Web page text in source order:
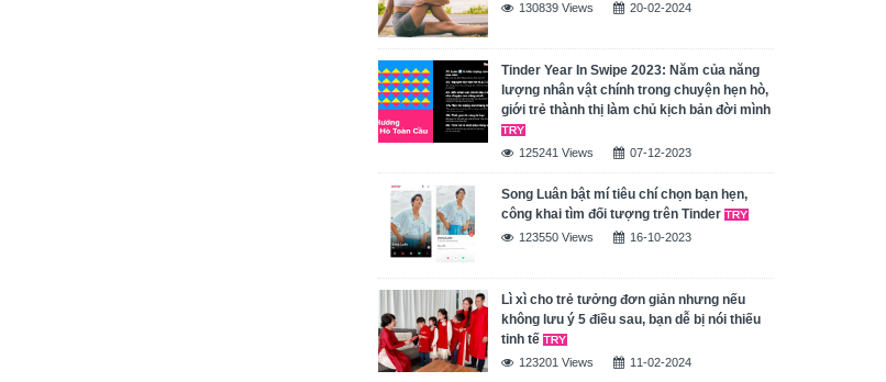
130839 Views 20-02-2024
Tinder Year In Swipe 2023: Năm của năng
lượng nhân vật chính trong chuyện hẹn hò,
giới trẻ thành thị làm chủ kịch bản đời mình
125241 Views 07-12-2023
Song Luân bật mí tiêu chí chọn bạn hẹn,
công khai tìm đối tượng trên Tinder
123550 Views 16-10-2023
Lì xì cho trẻ tưởng đơn giản nhưng nếu
không lưu ý 5 điều sau, bạn dễ bị nói thiếu
tinh tế
123201 Views 11-02-2024